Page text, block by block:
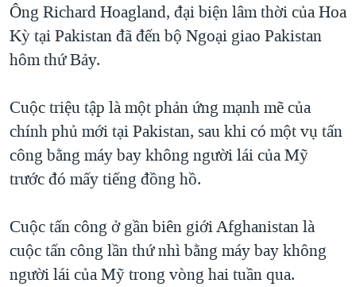
NGƯ DÂN VIỆT VÀ LÀN SÓNG TRỘM HẢI SÂM
BÊN KIA QUỐC LỘ: TIẾNG VỌNG TỪ NÔNG THÔN MỸ
QUAN HỆ VIỆT MỸ
Ông Richard Hoagland, đại biện lâm thời của Hoa
Kỳ tại Pakistan đã đến bộ Ngoại giao Pakistan
hôm thứ Bảy.
Cuộc triệu tập là một phản ứng mạnh mẽ của
chính phủ mới tại Pakistan, sau khi có một vụ tấn
công bằng máy bay không người lái của Mỹ
trước đó mấy tiếng đồng hồ.
Cuộc tấn công ở gần biên giới Afghanistan là
cuộc tấn công lần thứ nhì bằng máy bay không
người lái của Mỹ trong vòng hai tuần qua.